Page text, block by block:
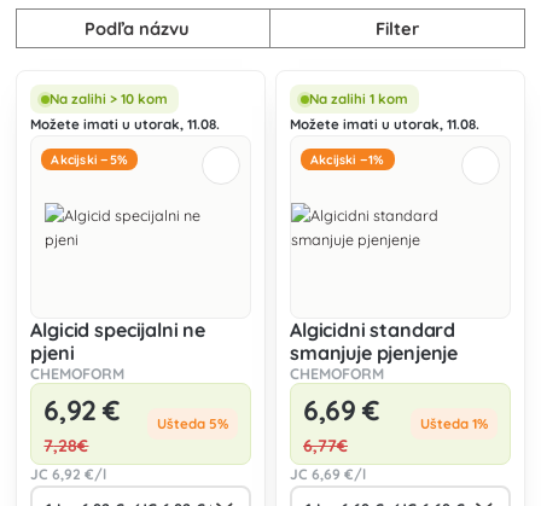
Podľa názvu Filter
Na zalihi > 10 kom
Možete imati u utorak, 11.08.
Akcijski −5%
Algicid specijalni ne
pjeni
CHEMOFORM
6,92 €
7,28€
Ušteda 5%
JC6,92 €/l
Na zalihi 1 kom
Možete imati u utorak, 11.08.
Akcijski −1%
Algicidni standard
smanjuje pjenjenje
CHEMOFORM
6,69 €
6,77€
Ušteda 1%
JC 6,69 €/l